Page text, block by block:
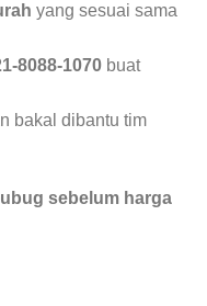
yang sesuai sama
8088-1070 buat
bakal dibantu tim
sebelum harga